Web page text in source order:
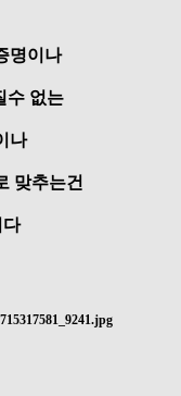
명이나
수 없는
나
맞추는건
다